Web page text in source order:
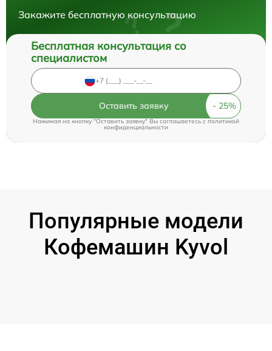
Закажите бесплатную консультацию
Бесплатная консультация со
специалистом
Оставить заявку
Нажимая на кнопку "Оставить заявку" Вы соглашаетесь cполитикой
конфиденциальности
Популярные модели
Кофемашин Kyvol